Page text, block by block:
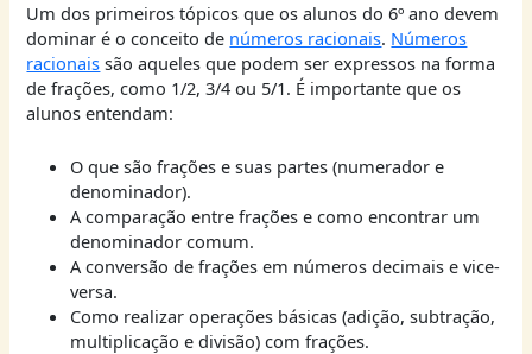
Um dos primeiros tópicos que os alunos do 6º ano devem
dominar é o conceito de números racionais. Números
racionais são aqueles que podem ser expressos na forma
de frações, como 1/2, 3/4 ou 5/1. É importante que os
alunos entendam:
O que são frações e suas partes (numerador e
denominador).
A comparação entre frações e como encontrar um
denominador comum.
A conversão de frações em números decimais e vice-
versa.
Como realizar operações básicas (adição, subtração,
multiplicação e divisão) com frações.